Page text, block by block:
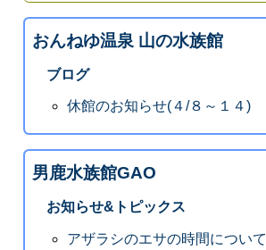
おんねゆ温泉 山の水族館
ブログ
休館のお知らせ(４/８～１４)
男鹿水族館GAO
お知らせ&トピックス
アザラシのエサの時間について